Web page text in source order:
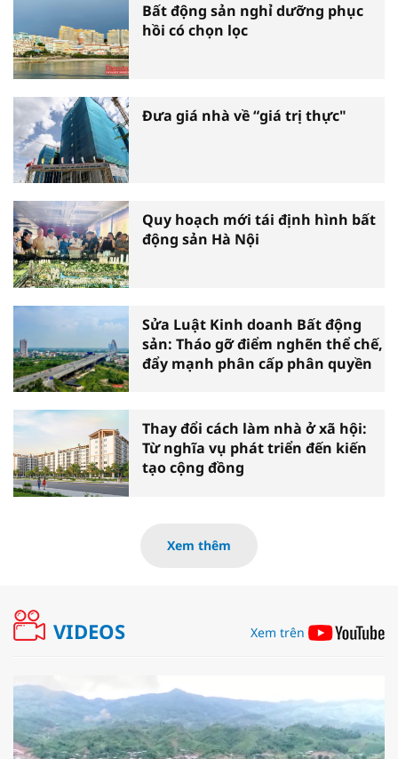
Bất động sản nghỉ dưỡng phục
hồi có chọn lọc
Đưa giá nhà về “giá trị thực"
Quy hoạch mới tái định hình bất
động sản Hà Nội
Sửa Luật Kinh doanh Bất động
sản: Tháo gỡ điểm nghẽn thể chế,
đẩy mạnh phân cấp phân quyền
Thay đổi cách làm nhà ở xã hội:
Từ nghĩa vụ phát triển đến kiến
tạo cộng đồng
Xem thêm
VIDEOS Xem trên